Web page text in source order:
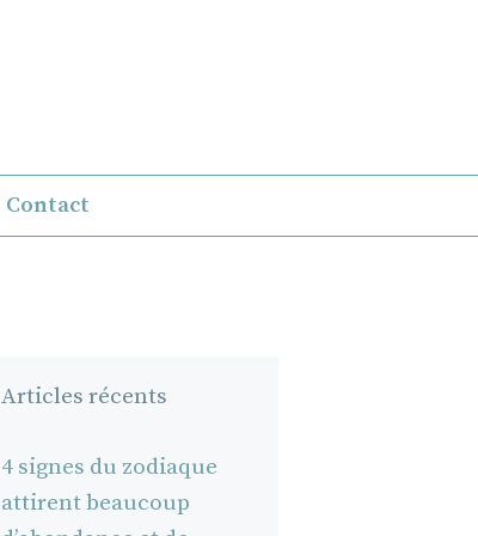
Contact
Articles récents
4 signes du zodiaque
attirent beaucoup